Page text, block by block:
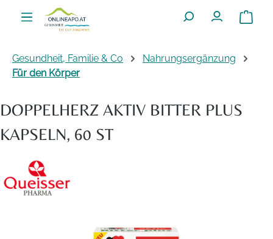
Zum Hauptinhalt springen
Gesundheit, Familie & Co
Nahrungsergänzung
Für den Körper
DOPPELHERZ AKTIV BITTER PLUS
KAPSELN, 60 ST
Bildergalerie überspringen